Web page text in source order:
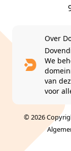
Over
We
van
voor
© 2026